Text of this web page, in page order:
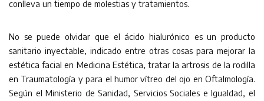
conlleva un tiempo de molestias y tratamientos.
No se puede olvidar que el ácido hialurónico es un producto
sanitario inyectable, indicado entre otras cosas para mejorar la
estética facial en Medicina Estética, tratar la artrosis de la rodilla
en Traumatología y para el humor vítreo del ojo en Oftalmología.
Según el Ministerio de Sanidad, Servicios Sociales e Igualdad, el